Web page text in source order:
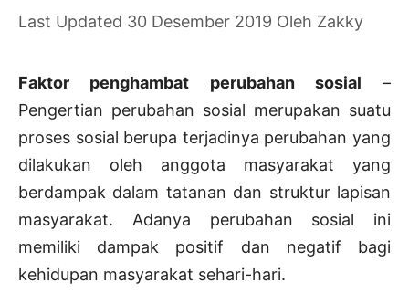
30 Desember 2019 Oleh Zakky
Faktor penghambat perubahan sosial –
Pengertian perubahan sosial merupakan suatu
proses sosial berupa terjadinya perubahan yang
dilakukan oleh anggota masyarakat yang
berdampak dalam tatanan dan struktur lapisan
masyarakat. Adanya perubahan sosial ini
memiliki dampak positif dan negatif bagi
kehidupan masyarakat sehari-hari.